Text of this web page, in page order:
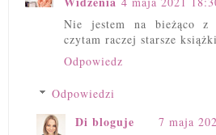
Nie jestem na bieżąco z
czytam raczej starsze
Odpowiedz
Odpowiedzi
Di bloguje
7 maja